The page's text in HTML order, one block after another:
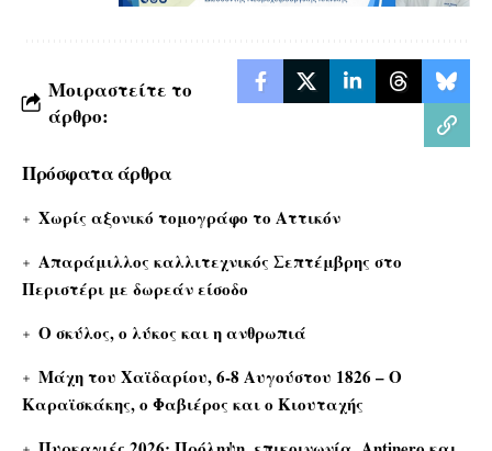
Μοιραστείτε το
άρθρο:
Πρόσφατα άρθρα
Χωρίς αξονικό τομογράφο το Αττικόν
Απαράμιλλος καλλιτεχνικός Σεπτέμβρης στο
Περιστέρι με δωρεάν είσοδο
Ο σκύλος, ο λύκος και η ανθρωπιά
Μάχη του Χαϊδαρίου, 6-8 Αυγούστου 1826 – Ο
Καραϊσκάκης, ο Φαβιέρος και ο Κιουταχής